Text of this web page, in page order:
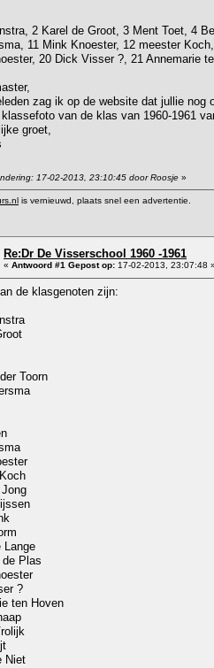
2 Karel de Groot, 3 Ment Toet, 4
11 Mink Knoester, 12 meester
20 Dick Visser ?, 21 Annemarie
zag ik op de website dat jullie nog
klassefoto van de klas van 1960-1961
groet,
17-02-2013, 23:10:45 door Roosje »
is vernieuwd, plaats snel een advertentie.
Re:Dr De Visserschool 1960 -1961
« Antwoord #1 Gepost op: 17-02-2013, 23:07:48 »
de klasgenoten zijn:
Toorn
Lange
Plas
?
ten Hoven
Niet